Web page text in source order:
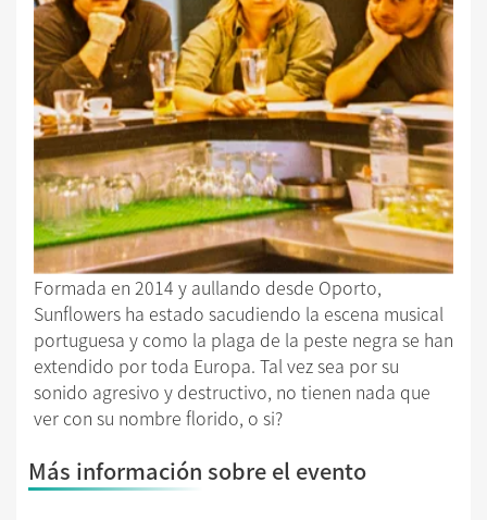
Formada en 2014 y aullando desde Oporto,
Sunflowers ha estado sacudiendo la escena musical
portuguesa y como la plaga de la peste negra se han
extendido por toda Europa. Tal vez sea por su
sonido agresivo y destructivo, no tienen nada que
ver con su nombre florido, o si?
Más información sobre el evento